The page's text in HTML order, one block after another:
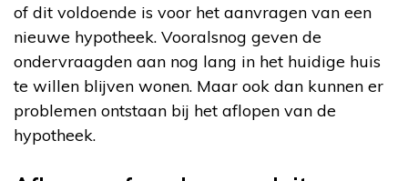
of dit voldoende is voor het aanvragen van een
nieuwe hypotheek. Vooralsnog geven de
ondervraagden aan nog lang in het huidige huis
te willen blijven wonen. Maar ook dan kunnen er
problemen ontstaan bij het aflopen van de
hypotheek.